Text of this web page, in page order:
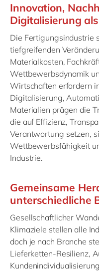
Innovation,
Digitalisierung
Die Fertigungsindustrie
tiefgreifenden
Materialkosten,
Wettbewerbsdynamik
Wirtschaften erfordern
Digitalisierung,
Materialien prägen die
die auf Effizienz,
Verantwortung setzen,
Wettbewerbsfähigkeit
Industrie.
Gemeinsame
unterschiedliche
Gesellschaftlicher
Klimaziele stellen alle
doch je nach Branche
Lieferketten-Resilienz,